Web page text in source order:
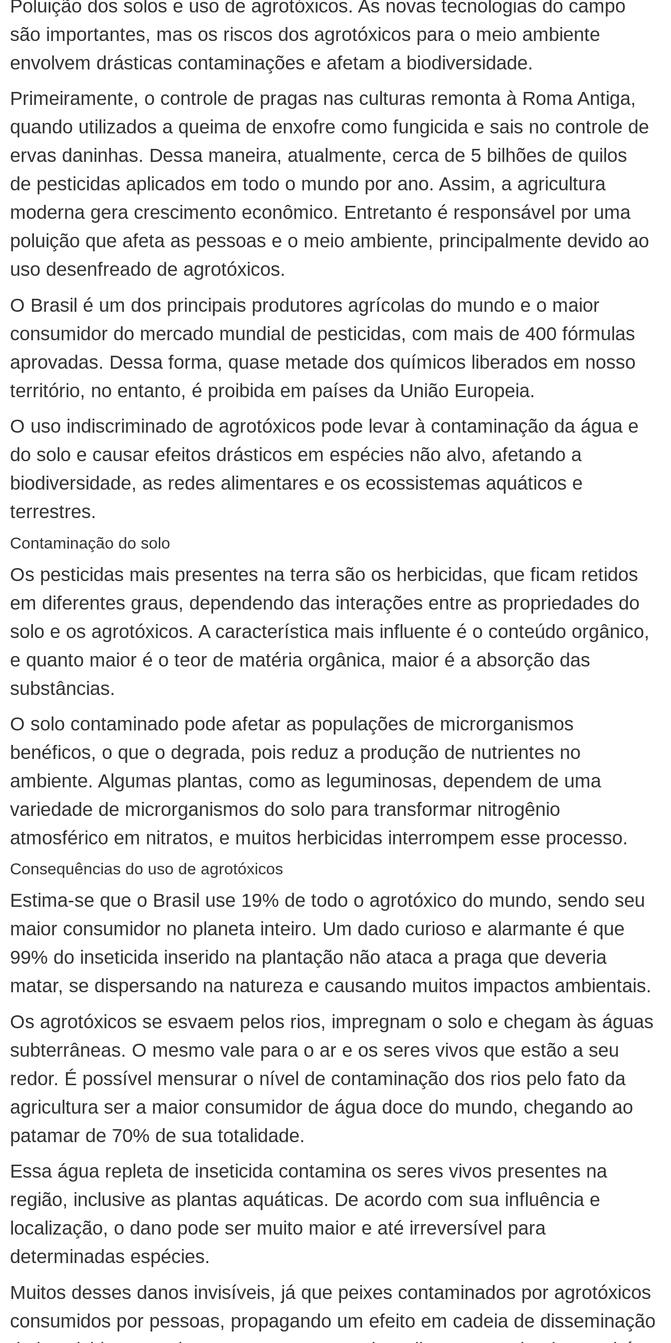
Poluição dos solos e uso de agrotóxicos. As novas tecnologias do campo
são importantes, mas os riscos dos agrotóxicos para o meio ambiente
envolvem drásticas contaminações e afetam a biodiversidade.
Primeiramente, o controle de pragas nas culturas remonta à Roma Antiga,
quando utilizados a queima de enxofre como fungicida e sais no controle de
ervas daninhas. Dessa maneira, atualmente, cerca de 5 bilhões de quilos
de pesticidas aplicados em todo o mundo por ano. Assim, a agricultura
moderna gera crescimento econômico. Entretanto é responsável por uma
poluição que afeta as pessoas e o meio ambiente, principalmente devido ao
uso desenfreado de agrotóxicos.
O Brasil é um dos principais produtores agrícolas do mundo e o maior
consumidor do mercado mundial de pesticidas, com mais de 400 fórmulas
aprovadas. Dessa forma, quase metade dos químicos liberados em nosso
território, no entanto, é proibida em países da União Europeia.
O uso indiscriminado de agrotóxicos pode levar à contaminação da água e
do solo e causar efeitos drásticos em espécies não alvo, afetando a
biodiversidade, as redes alimentares e os ecossistemas aquáticos e
terrestres.
Contaminação do solo
Os pesticidas mais presentes na terra são os herbicidas, que ficam retidos
em diferentes graus, dependendo das interações entre as propriedades do
solo e os agrotóxicos. A característica mais influente é o conteúdo orgânico,
e quanto maior é o teor de matéria orgânica, maior é a absorção das
substâncias.
O solo contaminado pode afetar as populações de microrganismos
benéficos, o que o degrada, pois reduz a produção de nutrientes no
ambiente. Algumas plantas, como as leguminosas, dependem de uma
variedade de microrganismos do solo para transformar nitrogênio
atmosférico em nitratos, e muitos herbicidas interrompem esse processo.
Consequências do uso de agrotóxicos
Estima-se que o Brasil use 19% de todo o agrotóxico do mundo, sendo seu
maior consumidor no planeta inteiro. Um dado curioso e alarmante é que
99% do inseticida inserido na plantação não ataca a praga que deveria
matar, se dispersando na natureza e causando muitos impactos ambientais.
Os agrotóxicos se esvaem pelos rios, impregnam o solo e chegam às águas
subterrâneas. O mesmo vale para o ar e os seres vivos que estão a seu
redor. É possível mensurar o nível de contaminação dos rios pelo fato da
agricultura ser a maior consumidor de água doce do mundo, chegando ao
patamar de 70% de sua totalidade.
Essa água repleta de inseticida contamina os seres vivos presentes na
região, inclusive as plantas aquáticas. De acordo com sua influência e
localização, o dano pode ser muito maior e até irreversível para
determinadas espécies.
Muitos desses danos invisíveis, já que peixes contaminados por agrotóxicos
consumidos por pessoas, propagando um efeito em cadeia de disseminação